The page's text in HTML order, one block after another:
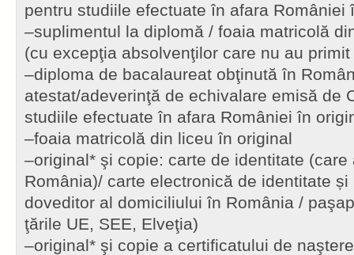
pentru studiile efectuate în afara României
–suplimentul la diplomă / foaia matricolă
(cu excepţia absolvenţilor care nu au
–diploma de bacalaureat obţinută în
atestat/adeverinţă de echivalare emisă de
studiile efectuate în afara României în
–foaia matricolă din liceu în original
–original* şi copie: carte de identitate
România)/ carte electronică de identitate
doveditor al domiciliului în România /
ţările UE, SEE, Elveţia)
–original* şi copie a certificatului de naştere